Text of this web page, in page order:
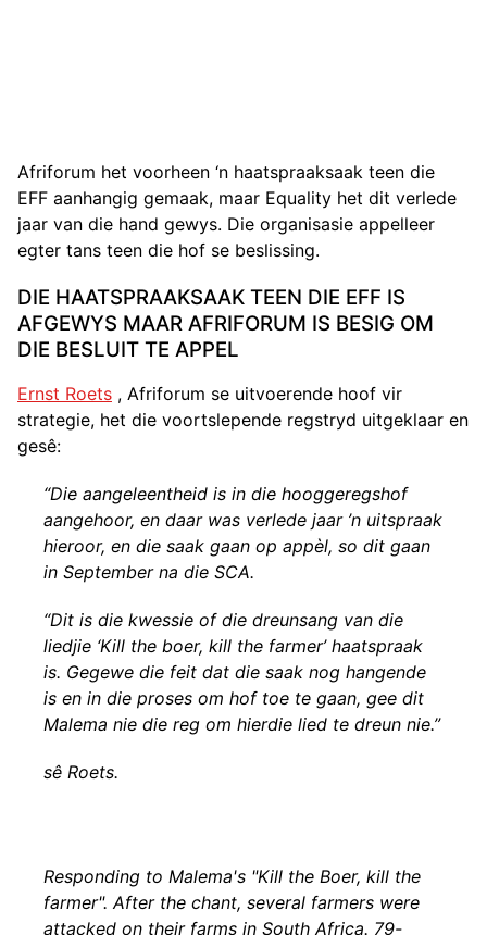
Afriforum het voorheen ‘n haatspraaksaak teen die
EFF aanhangig gemaak, maar Equality het dit verlede
jaar van die hand gewys. Die organisasie appelleer
egter tans teen die hof se beslissing.
DIE HAATSPRAAKSAAK TEEN DIE EFF IS
AFGEWYS MAAR AFRIFORUM IS BESIG OM
DIE BESLUIT TE APPEL
Ernst Roets , Afriforum se uitvoerende hoof vir
strategie, het die voortslepende regstryd uitgeklaar en
gesê:
“Die aangeleentheid is in die hooggeregshof
aangehoor, en daar was verlede jaar ’n uitspraak
hieroor, en die saak gaan op appèl, so dit gaan
in September na die SCA.
“Dit is die kwessie of die dreunsang van die
liedjie ‘Kill the boer, kill the farmer’ haatspraak
is. Gegewe die feit dat die saak nog hangende
is en in die proses om hof toe te gaan, gee dit
Malema nie die reg om hierdie lied te dreun nie.”
sê Roets.
Responding to Malema's "Kill the Boer, kill the
farmer". After the chant, several farmers were
attacked on their farms in South Africa. 79-